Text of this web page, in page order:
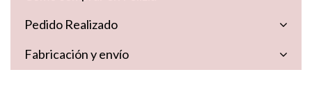
Pedido Realizado
Fabricación y envío